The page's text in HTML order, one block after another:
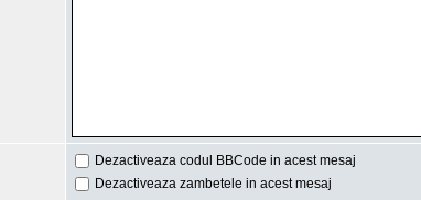
Dezactiveaza codul BBCode in acest mesaj
Dezactiveaza zambetele in acest mesaj